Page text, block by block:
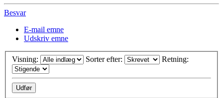
Besvar
E-mail emne
Udskriv emne
Visning: Sorter efter: Retning: